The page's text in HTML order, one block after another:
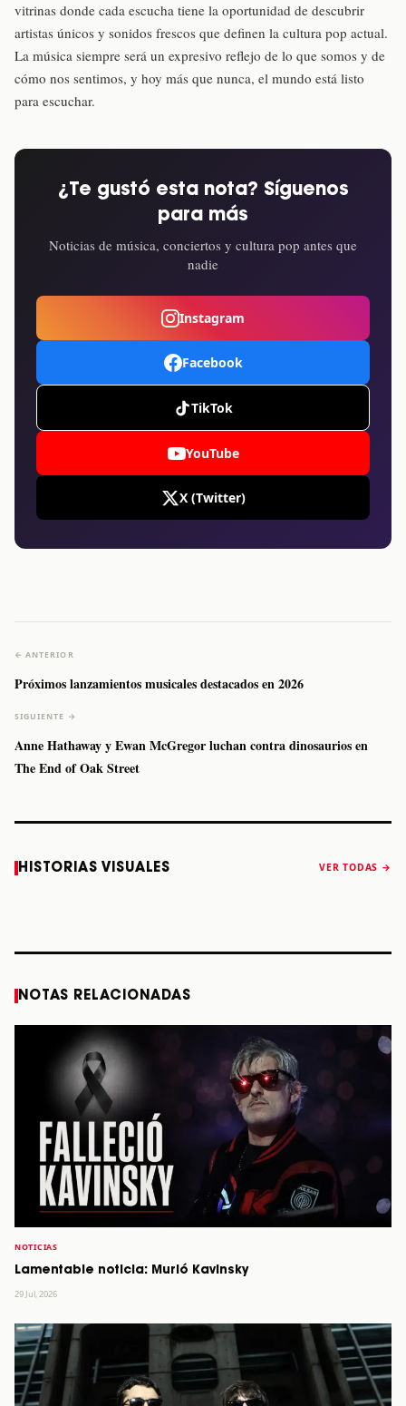
vitrinas donde cada escucha tiene la oportunidad de descubrir
artistas únicos y sonidos frescos que definen la cultura pop actual.
La música siempre será un expresivo reflejo de lo que somos y de
cómo nos sentimos, y hoy más que nunca, el mundo está listo
para escuchar.
¿Te gustó esta nota? Síguenos
para más
Noticias de música, conciertos y cultura pop antes que
nadie
Instagram
Facebook
TikTok
YouTube
X (Twitter)
← ANTERIOR
Próximos lanzamientos musicales destacados en 2026
SIGUIENTE →
Anne Hathaway y Ewan McGregor luchan contra dinosaurios en
The End of Oak Street
HISTORIAS VISUALES VER TODAS →
a Monterrey el
Staiti, guitarrista
anuncia “Reality
NOTAS RELACIONADAS
NOTICIAS
Lamentable noticia: Murió Kavinsky
29 Jul, 2026